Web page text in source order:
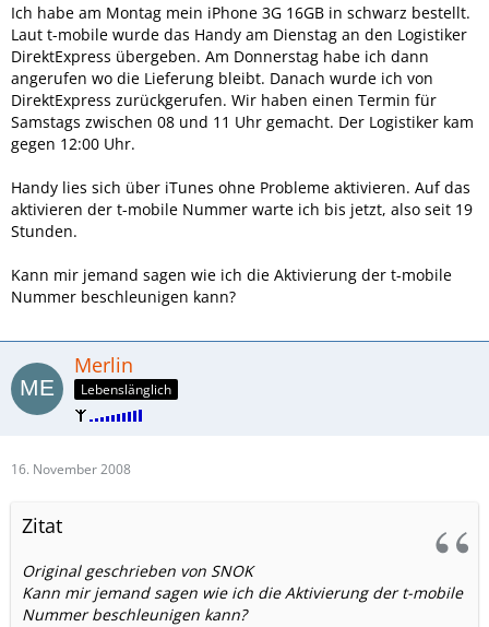
Ich habe am Montag mein iPhone 3G 16GB in schwarz bestellt.
Laut t-mobile wurde das Handy am Dienstag an den Logistiker
DirektExpress übergeben. Am Donnerstag habe ich dann
angerufen wo die Lieferung bleibt. Danach wurde ich von
DirektExpress zurückgerufen. Wir haben einen Termin für
Samstags zwischen 08 und 11 Uhr gemacht. Der Logistiker kam
gegen 12:00 Uhr.
Handy lies sich über iTunes ohne Probleme aktivieren. Auf das
aktivieren der t-mobile Nummer warte ich bis jetzt, also seit 19
Stunden.
Kann mir jemand sagen wie ich die Aktivierung der t-mobile
Nummer beschleunigen kann?
Merlin
Lebenslänglich
16. November 2008
Zitat
Original geschrieben von SNOK
Kann mir jemand sagen wie ich die Aktivierung der t-mobile
Nummer beschleunigen kann?